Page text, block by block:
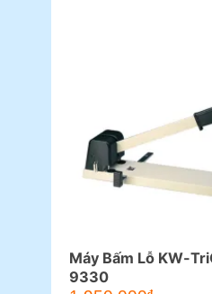
Máy Bấm Lỗ KW-
9330